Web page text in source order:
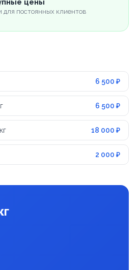
цены
для постоянных клиентов
6 500 ₽
6 500 ₽
18 000 ₽
2 000 ₽